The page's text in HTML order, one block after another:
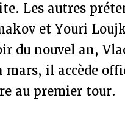
Les autres
et Youri
du nouvel an,
mars, il accède
au premier tour.